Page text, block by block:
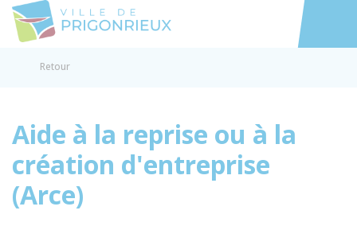
Accéder
Retour
Aide à la reprise ou à la
création d'entreprise
(Arce)